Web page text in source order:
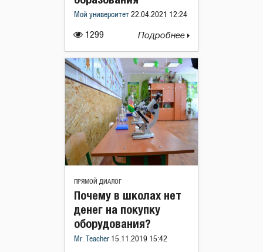
1299
Мой университет 22.04.2021 12:24
Подробнее
ПРЯМОЙ ДИАЛОГ
Почему в школах нет
денег на покупку
оборудования?
Mr. Teacher 15.11.2019 15:42